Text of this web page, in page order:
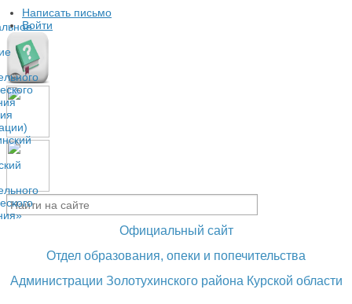
Написать письмо
Войти
Официальный сайт
Отдел образования, опеки и попечительства
Администрации Золотухинского района Курской области